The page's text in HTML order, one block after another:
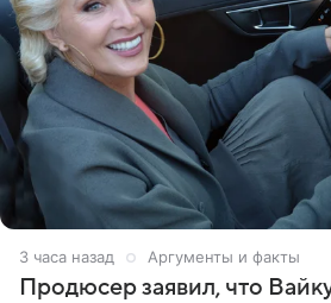
3 часа назад Аргументы и факты
Продюсер заявил, что